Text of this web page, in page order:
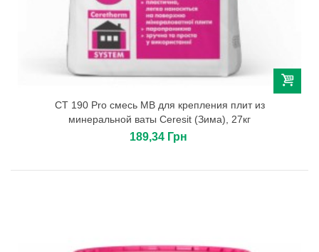
СТ 190 Pro смесь МВ для крепления плит из
минеральной ваты Сeresit (Зима), 27кг
189,34 Грн